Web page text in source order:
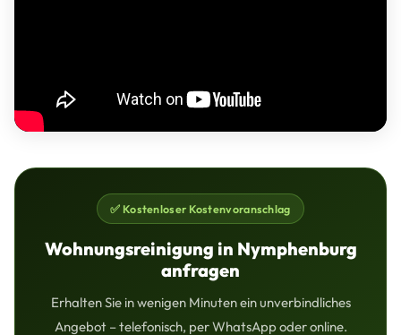
✅ Kostenloser Kostenvoranschlag
Wohnungsreinigung in Nymphenburg
anfragen
Erhalten Sie in wenigen Minuten ein unverbindliches
Angebot – telefonisch, per WhatsApp oder online.